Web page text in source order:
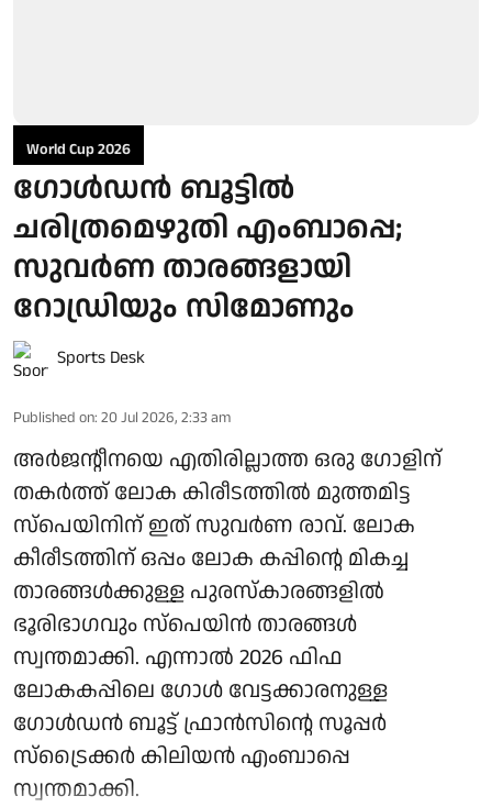
World Cup 2026
ഗോള്‍ഡന്‍ ബൂട്ടില്‍
ചരിത്രമെഴുതി എംബാപ്പെ;
സുവര്‍ണ താരങ്ങളായി
റോഡ്രിയും സിമോണും
Sports Desk
Published on: 20 Jul 2026, 2:33 am
അര്‍ജന്റീനയെ എതിരില്ലാത്ത ഒരു ഗോളിന്
തകര്‍ത്ത് ലോക കിരീടത്തില്‍ മുത്തമിട്ട
സ്‌പെയിനിന് ഇത് സുവര്‍ണ രാവ്. ലോക
കീരീടത്തിന് ഒപ്പം ലോക കപ്പിന്റെ മികച്ച
താരങ്ങള്‍ക്കുള്ള പുരസ്‌കാരങ്ങളില്‍
ഭൂരിഭാഗവും സ്‌പെയിന്‍ താരങ്ങള്‍
സ്വന്തമാക്കി. എന്നാല്‍ 2026 ഫിഫ
ലോകകപ്പിലെ ഗോള്‍ വേട്ടക്കാരനുള്ള
ഗോള്‍ഡന്‍ ബൂട്ട് ഫ്രാന്‍സിന്റെ സൂപ്പര്‍
സ്‌ട്രൈക്കര്‍ കിലിയന്‍ എംബാപ്പെ
സ്വന്തമാക്കി.